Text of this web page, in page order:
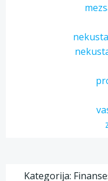
Kategorija: